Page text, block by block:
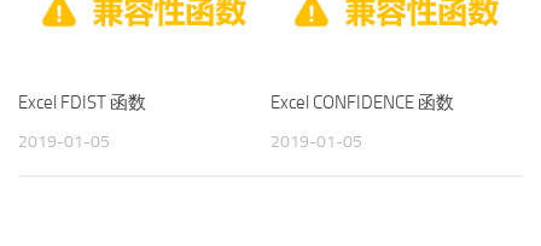
Excel FDIST 函数
2019-01-05
Excel CONFIDENCE 函数
2019-01-05